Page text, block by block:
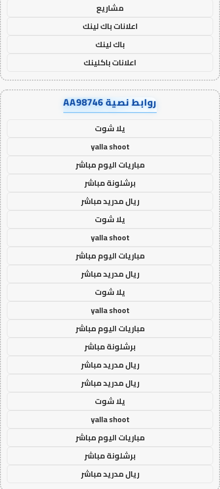
مشاريع
اعلانات باك لينك
باك لينك
اعلانات باكلينك
روابط نصية AA98746
يلا شوت
yalla shoot
مباريات اليوم مباشر
برشلونة مباشر
ريال مدريد مباشر
يلا شوت
yalla shoot
مباريات اليوم مباشر
ريال مدريد مباشر
يلا شوت
yalla shoot
مباريات اليوم مباشر
برشلونة مباشر
ريال مدريد مباشر
ريال مدريد مباشر
يلا شوت
yalla shoot
مباريات اليوم مباشر
برشلونة مباشر
ريال مدريد مباشر